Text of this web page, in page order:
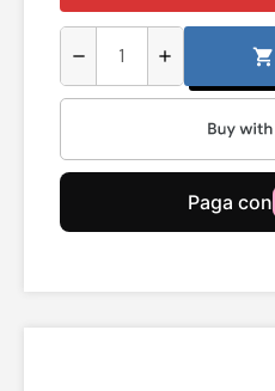
remove add shopping_cart